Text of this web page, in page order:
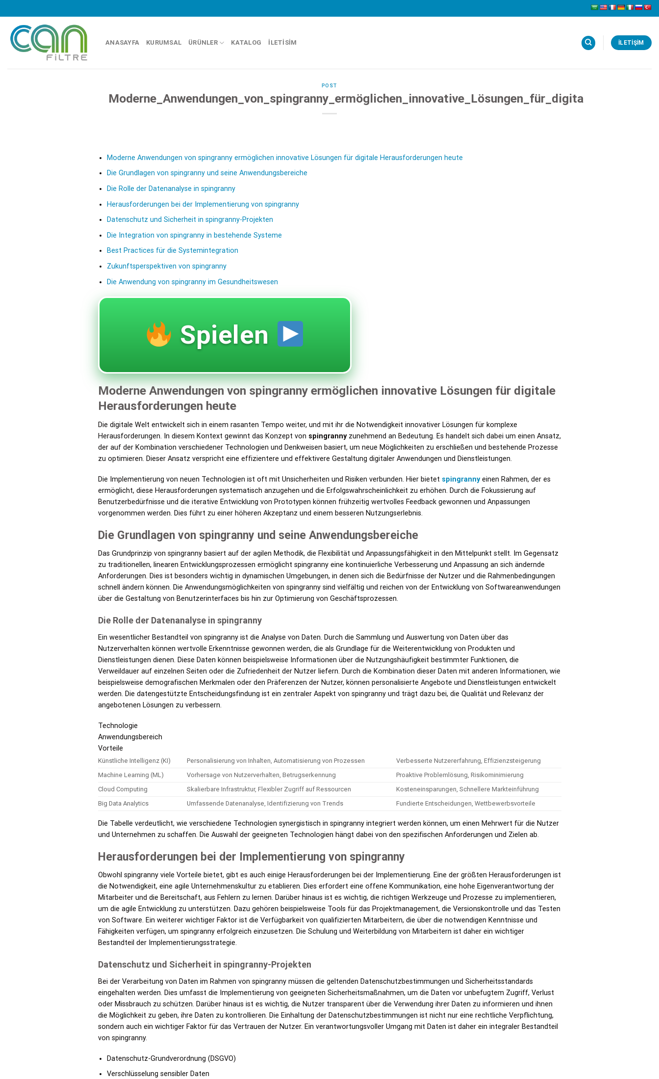
to
content
ANASAYFA KURUMSAL ÜRÜNLER KATALOG İLETISIM İLETIŞIM
POST
Moderne_Anwendungen_von_spingranny_ermöglichen_innovative_Lösungen_für_digita
Moderne Anwendungen von spingranny ermöglichen innovative Lösungen für digitale Herausforderungen heute
Die Grundlagen von spingranny und seine Anwendungsbereiche
Die Rolle der Datenanalyse in spingranny
Herausforderungen bei der Implementierung von spingranny
Datenschutz und Sicherheit in spingranny-Projekten
Die Integration von spingranny in bestehende Systeme
Best Practices für die Systemintegration
Zukunftsperspektiven von spingranny
Die Anwendung von spingranny im Gesundheitswesen
Spielen
Moderne Anwendungen von spingranny ermöglichen innovative Lösungen für digitale
Herausforderungen heute
Die digitale Welt entwickelt sich in einem rasanten Tempo weiter, und mit ihr die Notwendigkeit innovativer Lösungen für komplexe
Herausforderungen. In diesem Kontext gewinnt das Konzept von spingrannyzunehmend an Bedeutung. Es handelt sich dabei um einen Ansatz,
der auf der Kombination verschiedener Technologien und Denkweisen basiert, um neue Möglichkeiten zu erschließen und bestehende Prozesse
zu optimieren. Dieser Ansatz verspricht eine effizientere und effektivere Gestaltung digitaler Anwendungen und Dienstleistungen.
Die Implementierung von neuen Technologien ist oft mit Unsicherheiten und Risiken verbunden. Hier bietet spingrannyeinen Rahmen, der es
ermöglicht, diese Herausforderungen systematisch anzugehen und die Erfolgswahrscheinlichkeit zu erhöhen. Durch die Fokussierung auf
Benutzerbedürfnisse und die iterative Entwicklung von Prototypen können frühzeitig wertvolles Feedback gewonnen und Anpassungen
vorgenommen werden. Dies führt zu einer höheren Akzeptanz und einem besseren Nutzungserlebnis.
Die Grundlagen von spingranny und seine Anwendungsbereiche
Das Grundprinzip von spingranny basiert auf der agilen Methodik, die Flexibilität und Anpassungsfähigkeit in den Mittelpunkt stellt. Im Gegensatz
zu traditionellen, linearen Entwicklungsprozessen ermöglicht spingranny eine kontinuierliche Verbesserung und Anpassung an sich ändernde
Anforderungen. Dies ist besonders wichtig in dynamischen Umgebungen, in denen sich die Bedürfnisse der Nutzer und die Rahmenbedingungen
schnell ändern können. Die Anwendungsmöglichkeiten von spingranny sind vielfältig und reichen von der Entwicklung von Softwareanwendungen
über die Gestaltung von Benutzerinterfaces bis hin zur Optimierung von Geschäftsprozessen.
Die Rolle der Datenanalyse in spingranny
Ein wesentlicher Bestandteil von spingranny ist die Analyse von Daten. Durch die Sammlung und Auswertung von Daten über das
Nutzerverhalten können wertvolle Erkenntnisse gewonnen werden, die als Grundlage für die Weiterentwicklung von Produkten und
Dienstleistungen dienen. Diese Daten können beispielsweise Informationen über die Nutzungshäufigkeit bestimmter Funktionen, die
Verweildauer auf einzelnen Seiten oder die Zufriedenheit der Nutzer liefern. Durch die Kombination dieser Daten mit anderen Informationen, wie
beispielsweise demografischen Merkmalen oder den Präferenzen der Nutzer, können personalisierte Angebote und Dienstleistungen entwickelt
werden. Die datengestützte Entscheidungsfindung ist ein zentraler Aspekt von spingranny und trägt dazu bei, die Qualität und Relevanz der
angebotenen Lösungen zu verbessern.
Technologie
Anwendungsbereich
Vorteile
Künstliche Intelligenz (KI) Personalisierung von Inhalten, Automatisierung von Prozessen
Verbesserte Nutzererfahrung, Effizienzsteigerung
Machine Learning (ML)
Vorhersage von Nutzerverhalten, Betrugserkennung
Proaktive Problemlösung, Risikominimierung
Cloud Computing
Skalierbare Infrastruktur, Flexibler Zugriff auf Ressourcen
Kosteneinsparungen, Schnellere Markteinführung
Big Data Analytics
Umfassende Datenanalyse, Identifizierung von Trends Fundierte Entscheidungen, Wettbewerbsvorteile
Die Tabelle verdeutlicht, wie verschiedene Technologien synergistisch in spingranny integriert werden können, um einen Mehrwert für die Nutzer
und Unternehmen zu schaffen. Die Auswahl der geeigneten Technologien hängt dabei von den spezifischen Anforderungen und Zielen ab.
Herausforderungen bei der Implementierung von spingranny
Obwohl spingranny viele Vorteile bietet, gibt es auch einige Herausforderungen bei der Implementierung. Eine der größten Herausforderungen ist
die Notwendigkeit, eine agile Unternehmenskultur zu etablieren. Dies erfordert eine offene Kommunikation, eine hohe Eigenverantwortung der
Mitarbeiter und die Bereitschaft, aus Fehlern zu lernen. Darüber hinaus ist es wichtig, die richtigen Werkzeuge und Prozesse zu implementieren,
um die agile Entwicklung zu unterstützen. Dazu gehören beispielsweise Tools für das Projektmanagement, die Versionskontrolle und das Testen
von Software. Ein weiterer wichtiger Faktor ist die Verfügbarkeit von qualifizierten Mitarbeitern, die über die notwendigen Kenntnisse und
Fähigkeiten verfügen, um spingranny erfolgreich einzusetzen. Die Schulung und Weiterbildung von Mitarbeitern ist daher ein wichtiger
Bestandteil der Implementierungsstrategie.
Datenschutz und Sicherheit in spingranny-Projekten
Bei der Verarbeitung von Daten im Rahmen von spingranny müssen die geltenden Datenschutzbestimmungen und Sicherheitsstandards
eingehalten werden. Dies umfasst die Implementierung von geeigneten Sicherheitsmaßnahmen, um die Daten vor unbefugtem Zugriff, Verlust
oder Missbrauch zu schützen. Darüber hinaus ist es wichtig, die Nutzer transparent über die Verwendung ihrer Daten zu informieren und ihnen
die Möglichkeit zu geben, ihre Daten zu kontrollieren. Die Einhaltung der Datenschutzbestimmungen ist nicht nur eine rechtliche Verpflichtung,
sondern auch ein wichtiger Faktor für das Vertrauen der Nutzer. Ein verantwortungsvoller Umgang mit Daten ist daher ein integraler Bestandteil
von spingranny.
Datenschutz-Grundverordnung (DSGVO)
Verschlüsselung sensibler Daten